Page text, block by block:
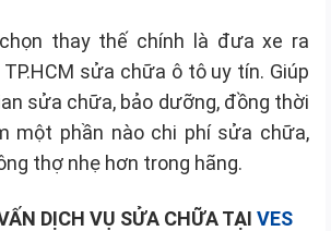
thay thế chính là đưa xe ra
sửa chữa ô tô uy tín. Giúp
sửa chữa, bảo dưỡng, đồng thời
một phần nào chi phí sửa chữa,
thợ nhẹ hơn trong hãng.
DỊCH VỤ SỬA CHỮA TẠI VES